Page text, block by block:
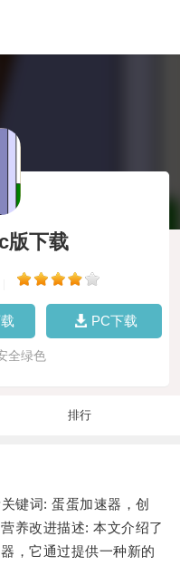
版下载
PC下载
全绿色
排行
词: 蛋蛋加速器，创
养改进描述: 本文介绍了
，它通过提供一种新的